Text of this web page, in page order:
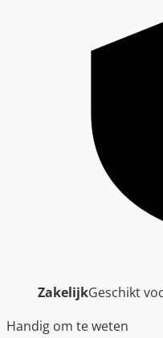
ZakelijkGeschikt
Handig om te weten